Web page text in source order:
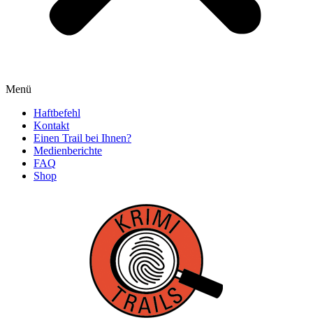
Menü
Haftbefehl
Kontakt
Einen Trail bei Ihnen?
Medienberichte
FAQ
Shop